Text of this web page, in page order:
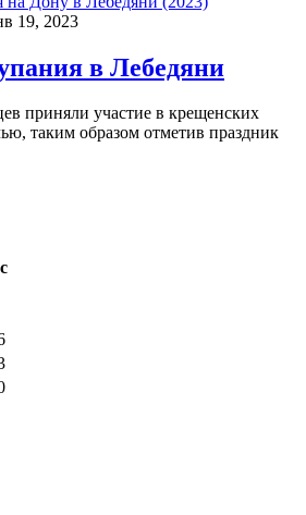
19, 2023
в Лебедяни
приняли участие в крещенских
таким образом отметив праздник